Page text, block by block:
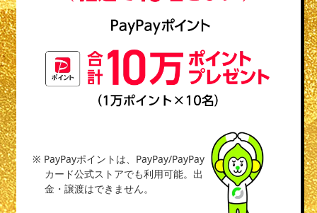
※ PayPayポイントは、PayPay/PayPay
カード公式ストアでも利用可能。出
金・譲渡はできません。